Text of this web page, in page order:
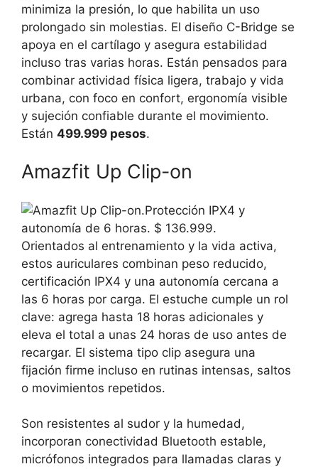
minimiza la presión, lo que habilita un uso
prolongado sin molestias. El diseño C-Bridge se
apoya en el cartílago y asegura estabilidad
incluso tras varias horas. Están pensados para
combinar actividad física ligera, trabajo y vida
urbana, con foco en confort, ergonomía visible
y sujeción confiable durante el movimiento.
Están 499.999 pesos.
Amazfit Up Clip-on
Orientados al entrenamiento y la vida activa,
estos auriculares combinan peso reducido,
certificación IPX4 y una autonomía cercana a
las 6 horas por carga. El estuche cumple un rol
clave: agrega hasta 18 horas adicionales y
eleva el total a unas 24 horas de uso antes de
recargar. El sistema tipo clip asegura una
fijación firme incluso en rutinas intensas, saltos
o movimientos repetidos.
Son resistentes al sudor y la humedad,
incorporan conectividad Bluetooth estable,
micrófonos integrados para llamadas claras y